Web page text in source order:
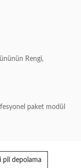
Rengi,
paket modül
pil depolama